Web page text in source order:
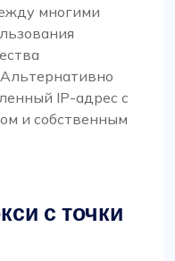
многими
IP-адрес с
и собственным
с точки